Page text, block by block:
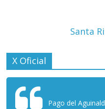
Santa
X Oficial
Pago del